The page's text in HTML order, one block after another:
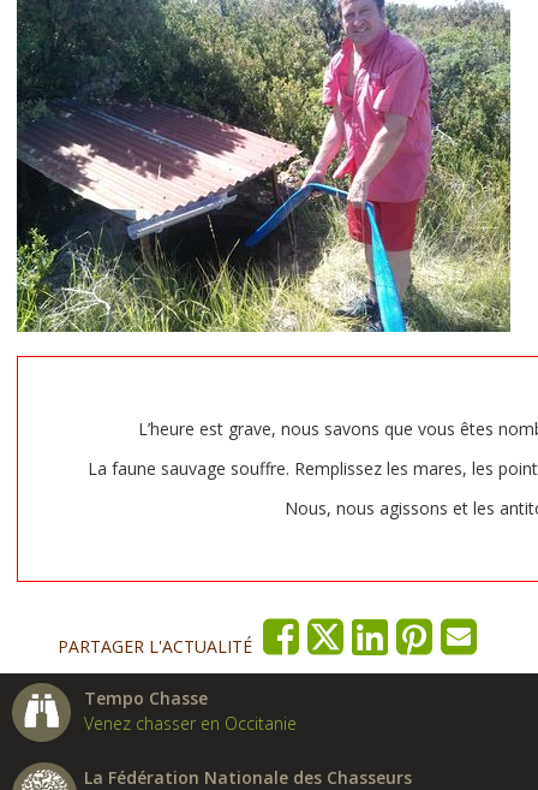
L’heure est grave, nous savons que vous êtes
La faune sauvage souffre. Remplissez les mares, les
Nous, nous agissons et les
PARTAGER L'ACTUALITÉ
Tempo Chasse
Venez chasser en Occitanie
La Fédération Nationale des Chasseurs